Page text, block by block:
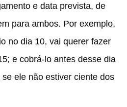
e data prevista, de
para ambos. Por exemplo,
no dia 10, vai querer fazer
e cobrá-lo antes desse dia
ele não estiver ciente dos